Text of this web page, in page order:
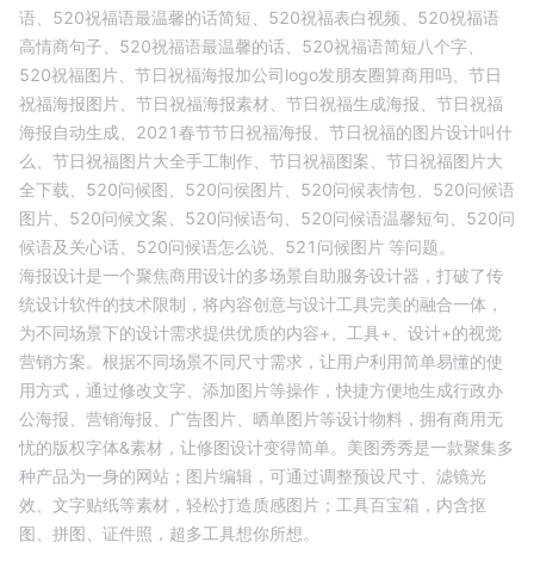
语、 520祝福语最温馨的话简短、 520祝福表白视频、 520祝福语
高情商句子、 520祝福语最温馨的话、 520祝福语简短八个字、
520祝福图片、 节日祝福海报加公司logo发朋友圈算商用吗、 节日
祝福海报图片、 节日祝福海报素材、 节日祝福生成海报、 节日祝福
海报自动生成、 2021春节节日祝福海报、 节日祝福的图片设计叫什
么、 节日祝福图片大全手工制作、 节日祝福图案、 节日祝福图片大
全下载、 520问候图、 520问侯图片、 520问候表情包、 520问候语
图片、 520问候文案、 520问候语句、 520问候语温馨短句、 520问
候语及关心话、 520问候语怎么说、 521问候图片 等问题。
海报设计是一个聚焦商用设计的多场景自助服务设计器，打破了传
统设计软件的技术限制，将内容创意与设计工具完美的融合一体，
为不同场景下的设计需求提供优质的内容+、工具+、设计+的视觉
营销方案。根据不同场景不同尺寸需求，让用户利用简单易懂的使
用方式，通过修改文字、添加图片等操作，快捷方便地生成行政办
公海报、营销海报、广告图片、晒单图片等设计物料，拥有商用无
忧的版权字体&素材，让修图设计变得简单。美图秀秀是一款聚集多
种产品为一身的网站；图片编辑，可通过调整预设尺寸、滤镜光
效、文字贴纸等素材，轻松打造质感图片；工具百宝箱，内含抠
图、拼图、证件照，超多工具想你所想。